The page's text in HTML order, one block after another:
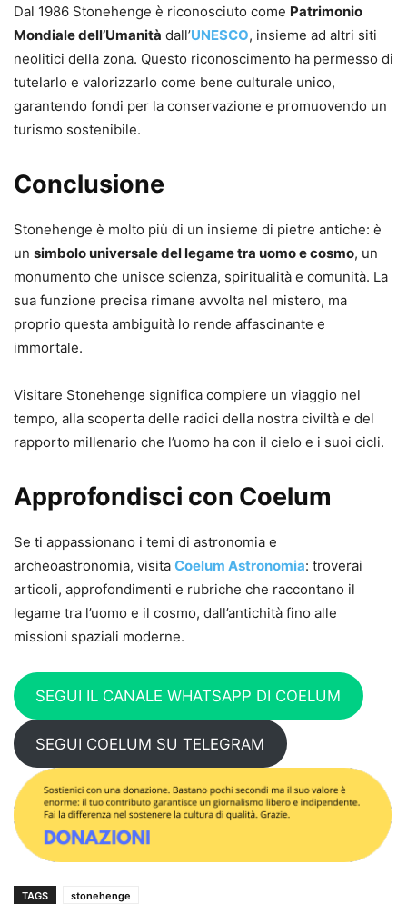
Dal 1986 Stonehenge è riconosciuto come Patrimonio
Mondiale dell’Umanità dall’UNESCO, insieme ad altri siti
neolitici della zona. Questo riconoscimento ha permesso di
tutelarlo e valorizzarlo come bene culturale unico,
garantendo fondi per la conservazione e promuovendo un
turismo sostenibile.
Conclusione
Stonehenge è molto più di un insieme di pietre antiche: è
un simbolo universale del legame tra uomo e cosmo, un
monumento che unisce scienza, spiritualità e comunità. La
sua funzione precisa rimane avvolta nel mistero, ma
proprio questa ambiguità lo rende affascinante e
immortale.
Visitare Stonehenge significa compiere un viaggio nel
tempo, alla scoperta delle radici della nostra civiltà e del
rapporto millenario che l’uomo ha con il cielo e i suoi cicli.
Approfondisci con Coelum
Se ti appassionano i temi di astronomia e
archeoastronomia, visita Coelum Astronomia: troverai
articoli, approfondimenti e rubriche che raccontano il
legame tra l’uomo e il cosmo, dall’antichità fino alle
missioni spaziali moderne.
SEGUI IL CANALE WHATSAPP DI COELUM
SEGUI COELUM SU TELEGRAM
TAGS stonehenge